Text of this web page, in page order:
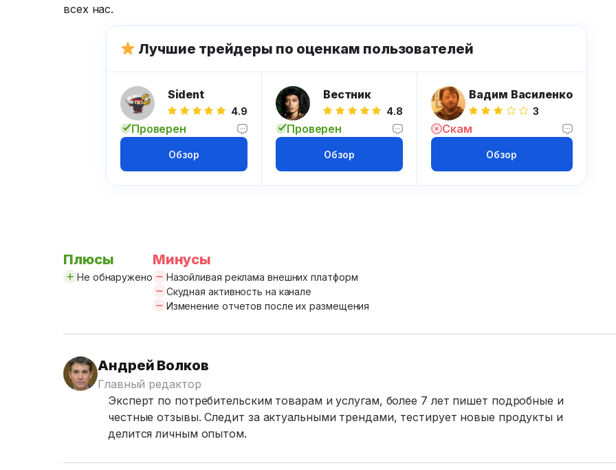
всех нас.
Лучшие трейдеры по оценкам пользователей
Sident
4.9
Проверен
Обзор
Вестник
4.8
Проверен
Обзор
Вадим Василенко
3
Скам
Обзор
Плюсы
Не обнаружено
Минусы
Назойливая реклама внешних платформ
Скудная активность на канале
Изменение отчетов после их размещения
Андрей Волков
Главный редактор
Эксперт по потребительским товарам и услугам, более 7 лет пишет подробные и
честные отзывы. Следит за актуальными трендами, тестирует новые продукты и
делится личным опытом.